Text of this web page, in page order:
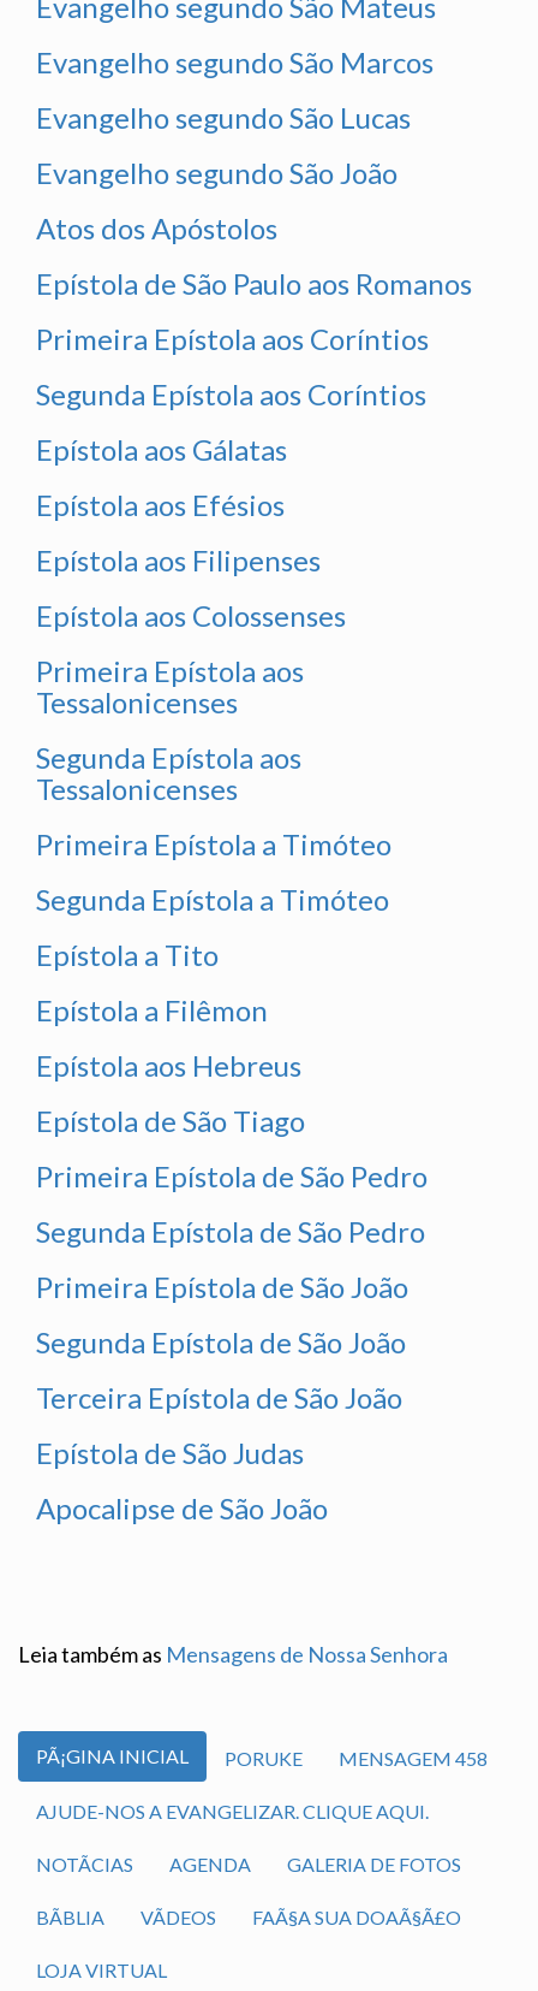
Evangelho segundo São Marcos
Evangelho segundo São Lucas
Evangelho segundo São João
Atos dos Apóstolos
Epístola de São Paulo aos Romanos
Primeira Epístola aos Coríntios
Segunda Epístola aos Coríntios
Epístola aos Gálatas
Epístola aos Efésios
Epístola aos Filipenses
Epístola aos Colossenses
Primeira Epístola aos
Tessalonicenses
Segunda Epístola aos
Tessalonicenses
Primeira Epístola a Timóteo
Segunda Epístola a Timóteo
Epístola a Tito
Epístola a Filêmon
Epístola aos Hebreus
Epístola de São Tiago
Primeira Epístola de São Pedro
Segunda Epístola de São Pedro
Primeira Epístola de São João
Segunda Epístola de São João
Terceira Epístola de São João
Epístola de São Judas
Apocalipse de São João
Leia também as Mensagens de Nossa Senhora
PÃ¡GINA INICIAL PORUKE MENSAGEM 458
AJUDE-NOS A EVANGELIZAR. CLIQUE AQUI.
NOTÃ­CIAS AGENDA GALERIA DE FOTOS
BÃ­BLIA VÃ­DEOS FAÃ§A SUA DOAÃ§Ã£O
LOJA VIRTUAL